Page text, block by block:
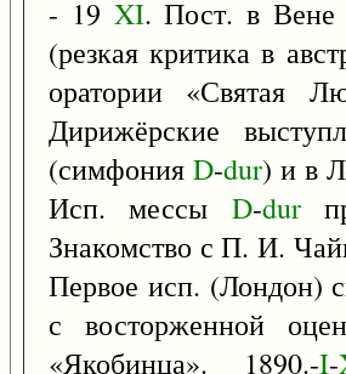
- 19 XI. Пост. в Вене
(резкая критика в
оратории «Святая
Дирижёрские
(симфония D-dur) и в
Исп. мессы D-dur
Знакомство с П. И.
Первое исп. (Лондон)
с восторженной
«Якобинца». 1890.-I-